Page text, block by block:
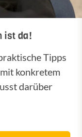
ist da!
Tipps
konkretem
darüber